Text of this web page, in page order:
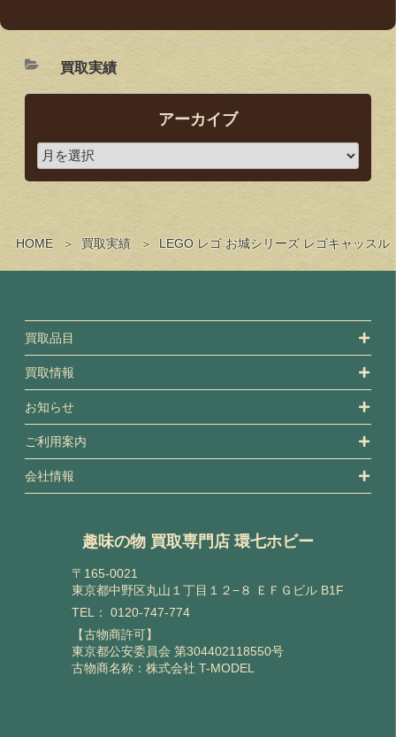
HOME 買取実績 LEGO レゴ お城シリーズ レゴキャッス
買取実績
アーカイブ
買取品目
買取情報
お知らせ
ご利用案内
会社情報
趣味の物 買取専門店 環七ホビー
〒165-0021
東京都中野区丸山１丁目１２−８ ＥＦＧビル B1F
TEL： 0120-747-774
【古物商許可】
東京都公安委員会 第304402118550号
古物商名称：株式会社 T-MODEL